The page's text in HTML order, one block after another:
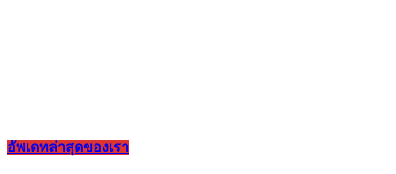
อัพเดทล่าสุดของเรา